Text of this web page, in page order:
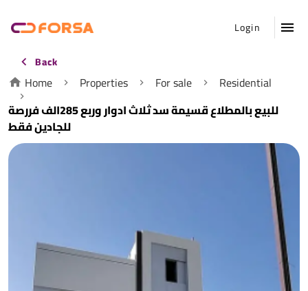
Login
Back
Home Properties For sale
Residential
للبيع بالمطلاع قسيمة سد ثلاث ادوار وربع 285الف فررصة
للجادين فقط